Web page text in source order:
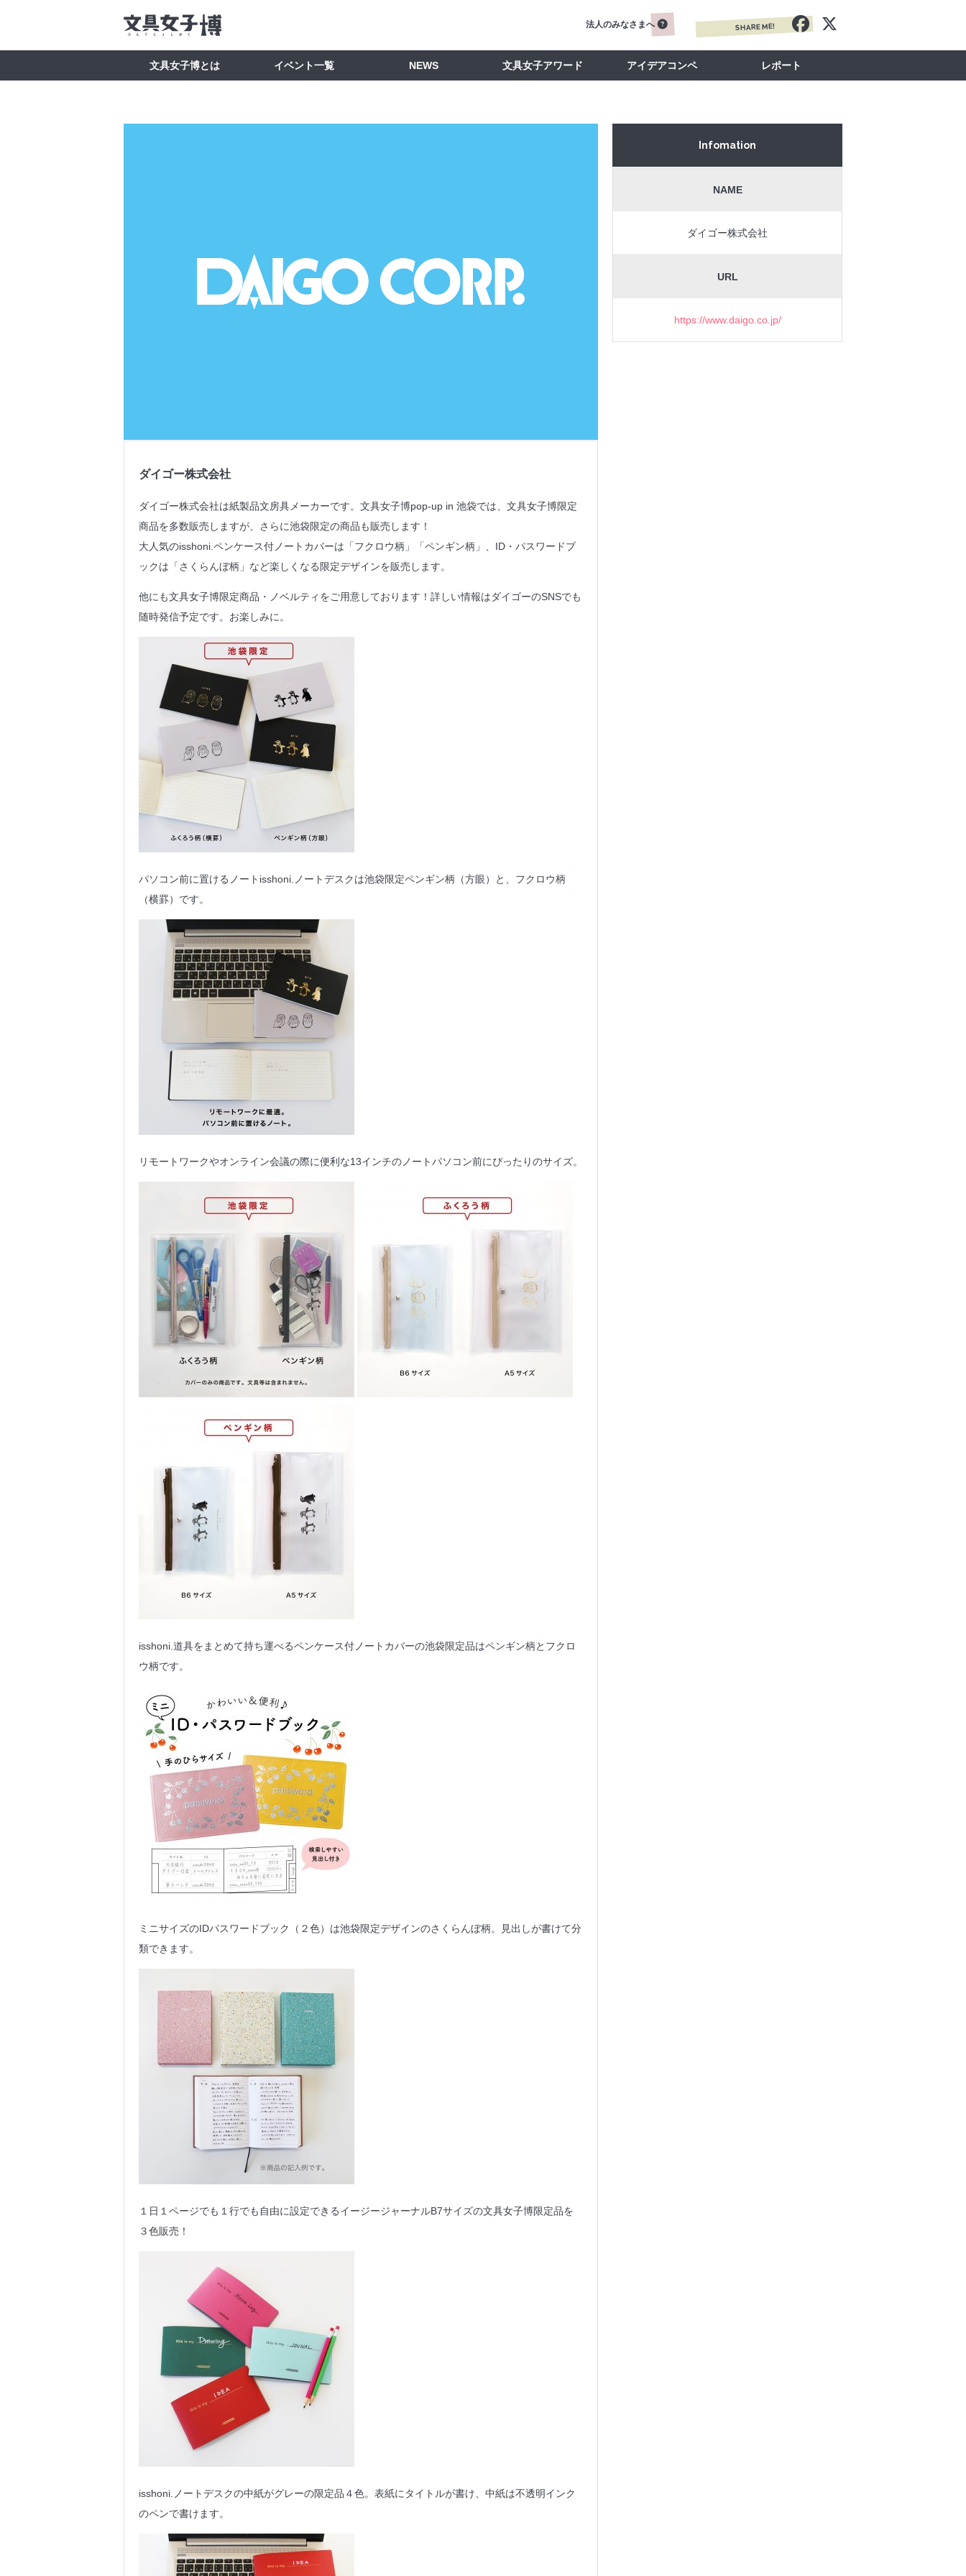
文具女子博とは イベント一覧 NEWS 文具女子アワード アイデアコンペ レポート
法人のみなさまへ SHARE ME!
ダイゴー株式会社
ダイゴー株式会社は紙製品文房具メーカーです。文具女子博pop-up in 池袋では、文具女子博限定
商品を多数販売しますが、さらに池袋限定の商品も販売します！
大人気のisshoni.ペンケース付ノートカバーは「フクロウ柄」「ペンギン柄」、ID・パスワードブ
ックは「さくらんぼ柄」など楽しくなる限定デザインを販売します。
他にも文具女子博限定商品・ノベルティをご用意しております！詳しい情報はダイゴーのSNSでも
随時発信予定です。お楽しみに。
パソコン前に置けるノートisshoni.ノートデスクは池袋限定ペンギン柄（方眼）と、フクロウ柄
（横罫）です。
リモートワークやオンライン会議の際に便利な13インチのノートパソコン前にぴったりのサイズ。
isshoni.道具をまとめて持ち運べるペンケース付ノートカバーの池袋限定品はペンギン柄とフクロ
ウ柄です。
ミニサイズのIDパスワードブック（２色）は池袋限定デザインのさくらんぼ柄。見出しが書けて分
類できます。
１日１ページでも１行でも自由に設定できるイージージャーナルB7サイズの文具女子博限定品を
３色販売！
isshoni.ノートデスクの中紙がグレーの限定品４色。表紙にタイトルが書け、中紙は不透明インク
のペンで書けます。
Infomation
NAME
ダイゴー株式会社
URL
https://www.daigo.co.jp/